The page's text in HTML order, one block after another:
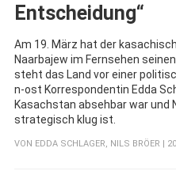
Entscheidung“
Am 19. März hat der
Naarbajew im Fernsehen
steht das Land vor einer
n-ost Korrespondentin Edda
Kasachstan absehbar war und
strategisch klug ist.
VON EDDA SCHLAGER, NILS BRÖER |